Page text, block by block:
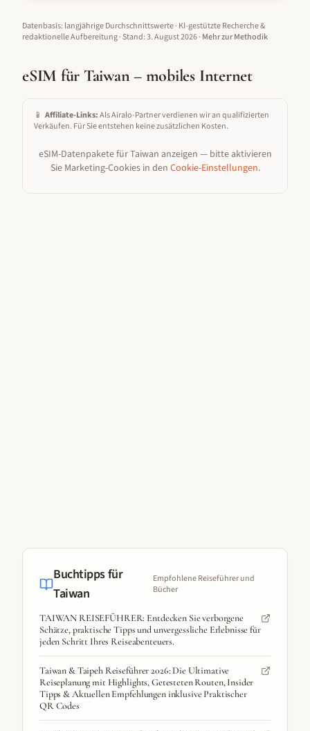
Datenbasis: langjährige Durchschnittswerte · KI-gestützte Recherche &
redaktionelle Aufbereitung· Stand:3. August 2026· Mehr zur Methodik
eSIM für Taiwan – mobiles Internet
📱 Affiliate-Links:Als Airalo-Partner verdienen wir an qualifizierten
Verkäufen. Für Sie entstehen keine zusätzlichen Kosten.
eSIM-Datenpakete fürTaiwan anzeigen — bitte aktivieren
Sie Marketing-Cookies in den Cookie-Einstellungen.
Buchtipps für
Taiwan
Empfohlene Reiseführer und
Bücher
TAIWAN REISEFÜHRER: Entdecken Sie verborgene
Schätze, praktische Tipps und unvergessliche Erlebnisse für
jeden Schritt Ihres Reiseabenteuers.
Taiwan & Taipeh Reiseführer 2026: Die Ultimative
Reiseplanung mit Highlights, Getesteten Routen, Insider
Tipps & Aktuellen Empfehlungen inklusive Praktischer
QR Codes